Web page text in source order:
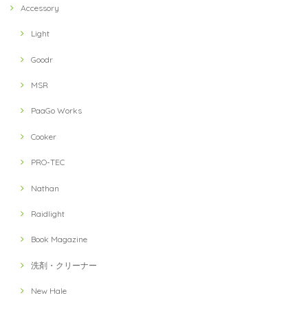
Accessory
Light
Goodr
MSR
PaaGo Works
Cooker
PRO-TEC
Nathan
Raidlight
Book Magazine
洗剤・クリーナー
New Hale